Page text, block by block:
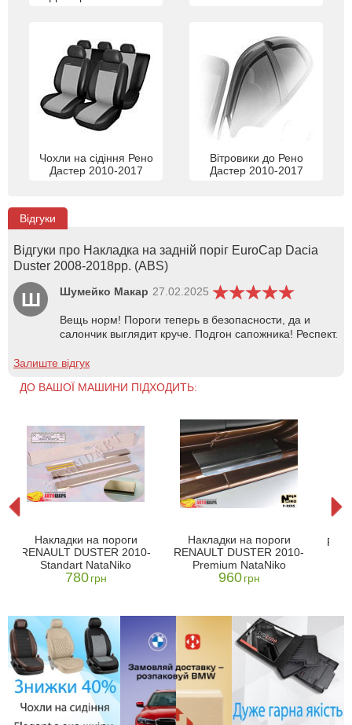
Чохли на сідіння Рено
Дастер 2010-2017
Вітровики до Рено
Дастер 2010-2017
Відгуки
Відгуки про Накладка на задній поріг EuroCap Dacia
Duster 2008-2018рр. (ABS)
Ш Шумейко Макар 27.02.2025
Вещь норм! Пороги теперь в безопасности, да и
салончик выглядит круче. Подгон сапожника! Респект.
Залиште відгук
ДО ВАШОЇ МАШИНИ ПІДХОДИТЬ:
Накладки на пороги
RENAULT DUSTER 2010-
Standart NataNiko
780 грн
Накладки на пороги
RENAULT DUSTER 2010-
Premium NataNiko
960 грн